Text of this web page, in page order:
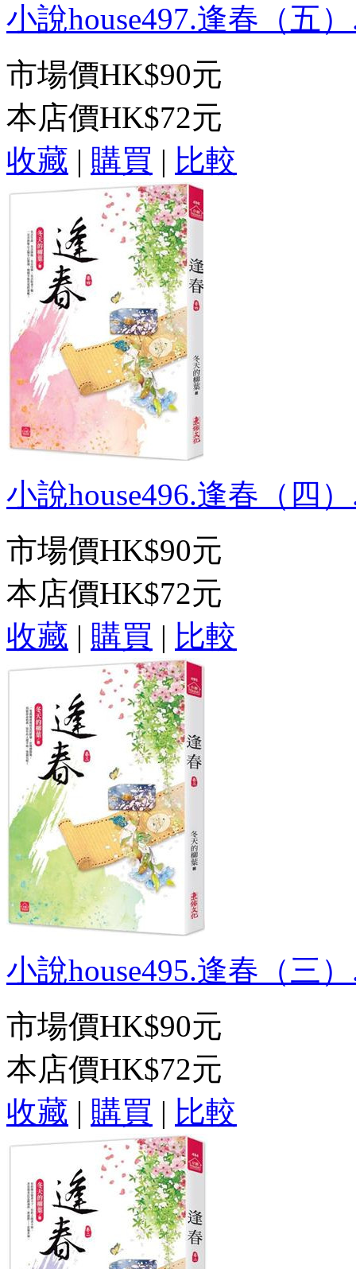
小說house497.逢春（五
市場價HK$90元
本店價HK$72元
收藏 | 購買 | 比較
小說house496.逢春（四
市場價HK$90元
本店價HK$72元
收藏 | 購買 | 比較
小說house495.逢春（三
市場價HK$90元
本店價HK$72元
收藏 | 購買 | 比較